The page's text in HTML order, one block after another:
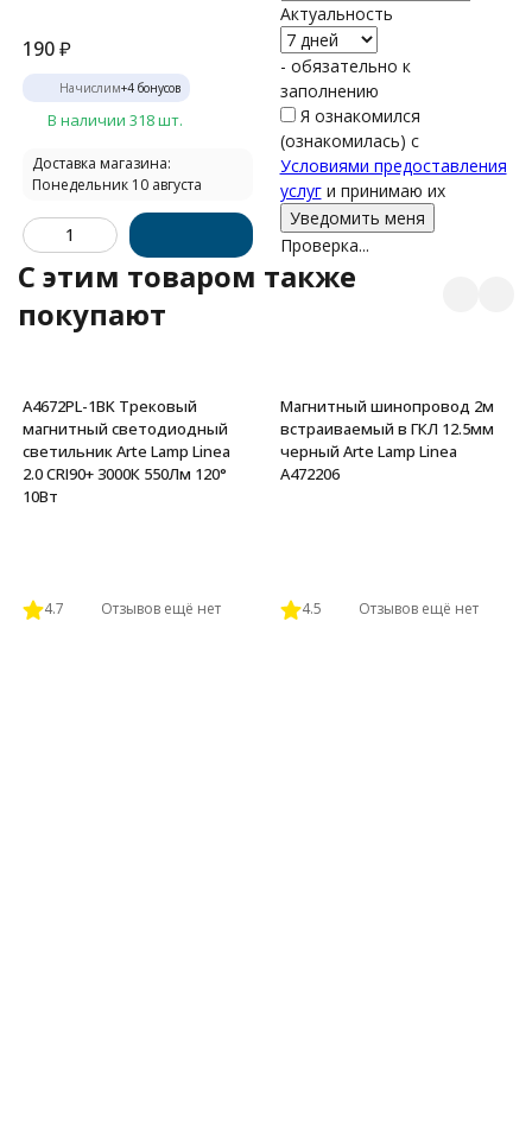
190₽
Начислим+4 бонусов
В наличии 318 шт.
Доставка магазина:
Понедельник 10 августа
Актуальность
- обязательно к
заполнению
Я ознакомился
(ознакомилась) с
Условиями предоставления
услуги принимаю их
Проверка...
C этим товаром также
покупают
A4672PL-1BK Трековый
магнитный светодиодный
светильник Arte Lamp Linea
2.0 CRI90+ 3000К 550Лм 120°
10Вт
4.7 Отзывов ещё нет
Магнитный шинопровод 2м
встраиваемый в ГКЛ 12.5мм
черный Arte Lamp Linea
A472206
4.5 Отзывов ещё нет